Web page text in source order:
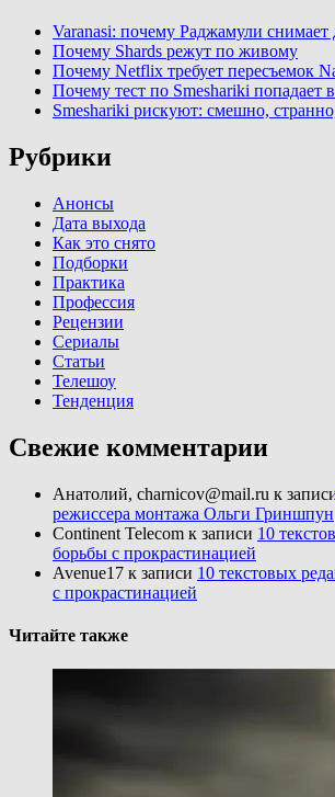
Varanasi: почему Раджамули
Почему Shards режут по живому
Почему Netflix требует пересъемок
Почему тест по Smeshariki попадает
Smeshariki рискуют: смешно,
Рубрики
Анонсы
Дата выхода
Как это снято
Подборки
Практика
Профессия
Рецензии
Сериалы
Статьи
Телешоу
Тенденция
Свежие комментарии
Анатолий, charnicov@mail.ru к
режиссера монтажа Ольги Гриншпун
Continent Telecom к записи 10
борьбы с прокрастинацией
Avenue17 к записи 10 текстовых
с прокрастинацией
Читайте также